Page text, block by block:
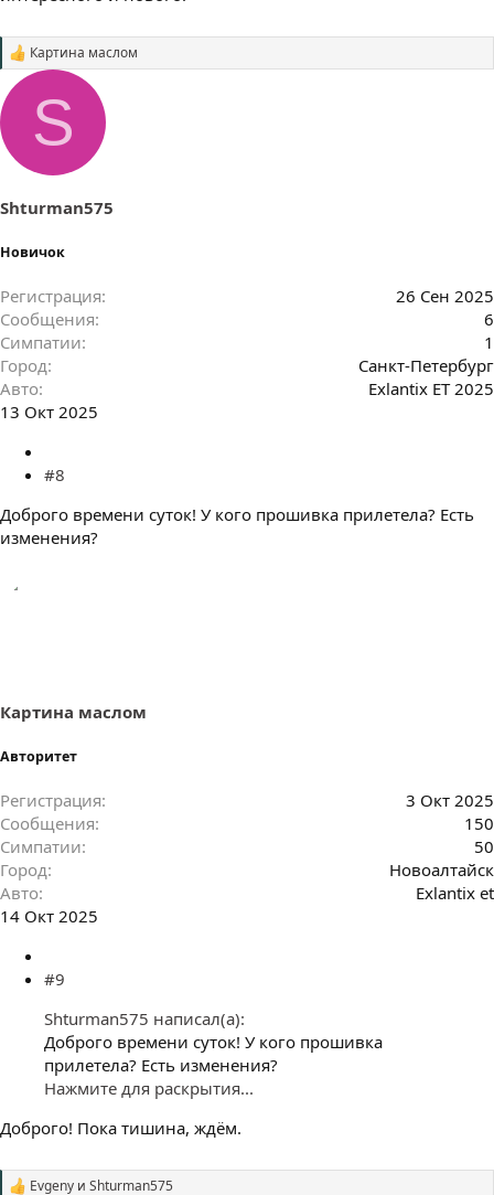
С
м
т
и
:
Картина маслом
S
Shturman575
Новичок
Регистрация
26 Сен 2025
Сообщения
6
Симпатии
1
Город
Санкт-Петербург
Авто
Exlantix ET 2025
13 Окт 2025
#8
Доброго времени суток! У кого прошивка прилетела? Есть
изменения?
Картина маслом
Авторитет
Регистрация
3 Окт 2025
Сообщения
150
Симпатии
50
Город
Новоалтайск
Авто
Exlantix et
14 Окт 2025
#9
Shturman575 написал(а):
Доброго времени суток! У кого прошивка
прилетела? Есть изменения?
Нажмите для раскрытия...
Доброго! Пока тишина, ждём.
Evgeny и Shturman575